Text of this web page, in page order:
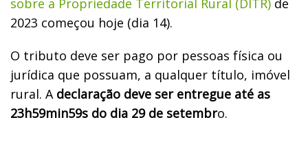
sobre a Propriedade Territorial Rural (DITR) de
2023 começou hoje (dia 14).
O tributo deve ser pago por pessoas física ou
jurídica que possuam, a qualquer título, imóvel
rural. A declaração deve ser entregue até as
23h59min59s do dia 29 de setembro.